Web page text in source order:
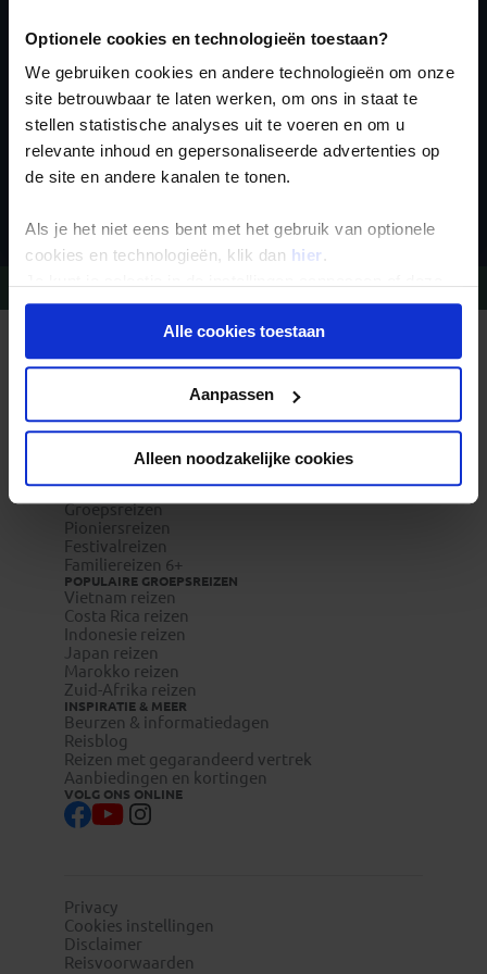
Optionele cookies en technologieën toestaan?
We gebruiken cookies en andere technologieën om onze
site betrouwbaar te laten werken, om ons in staat te
stellen statistische analyses uit te voeren en om u
relevante inhoud en gepersonaliseerde advertenties op
de site en andere kanalen te tonen.
Als je het niet eens bent met het gebruik van optionele
cookies en technologieën, klik dan hier .
onder aan de pagina op elk gewenst moment voor de
toekomst wijzigen.Alle cookies toestaan
Aanpassen
Alleen noodzakelijke cookies
nieuwsbrief
Vragen?Bel 09-234 13 11
Waarom Koning Aap?
Duurzaam toerisme
Vacatures
Veelgestelde vragen
Reisdocumenten aanvragen
Groepsreizen
Pioniersreizen
Festivalreizen
Familiereizen 6+
POPULAIRE GROEPSREIZEN
Vietnam reizen
Costa Rica reizen
Indonesie reizen
Japan reizen
Marokko reizen
Zuid-Afrika reizen
INSPIRATIE & MEER
Beurzen & informatiedagen
Reisblog
Reizen met gegarandeerd vertrek
Aanbiedingen en kortingen
VOLG ONS ONLINE
Privacy
Cookies instellingen
Disclaimer
Reisvoorwaarden